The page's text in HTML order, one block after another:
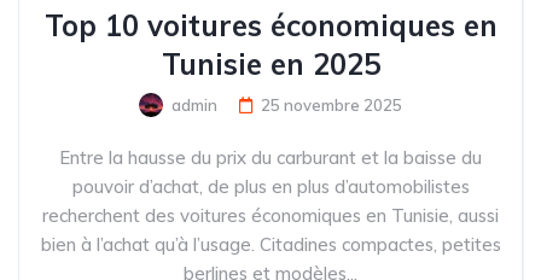
Top 10 voitures économiques en
Tunisie en 2025
admin 25 novembre 2025
Entre la hausse du prix du carburant et la baisse du
pouvoir d’achat, de plus en plus d’automobilistes
recherchent des voitures économiques en Tunisie, aussi
bien à l’achat qu’à l’usage. Citadines compactes, petites
berlines et modèles...